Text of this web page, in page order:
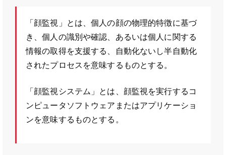
「顔監視」とは、個人の顔の物理的特徴に基づ
き、個人の識別や確認、あるいは個人に関する
情報の取得を支援する、自動化ないし半自動化
されたプロセスを意味するものとする。
「顔監視システム」とは、顔監視を実行するコ
ンピュータソフトウェアまたはアプリケーショ
ンを意味するものとする。